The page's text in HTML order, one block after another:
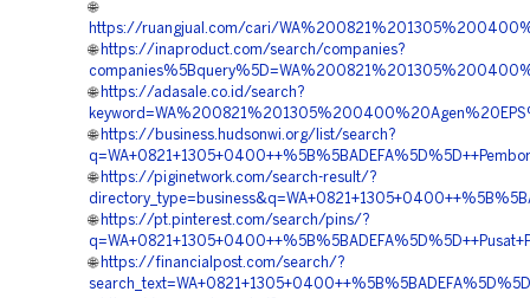
🌐
https://ruangjual.com/cari/
🌐 https://inaproduct.com/search/companies?
🌐 https://adasale.co.id/search?
🌐 https://business.hudsonwi.org/list/search?
🌐 https://piginetwork.com/search-result/?
🌐 https://pt.pinterest.com/search/pins/?
🌐 https://financialpost.com/search/?